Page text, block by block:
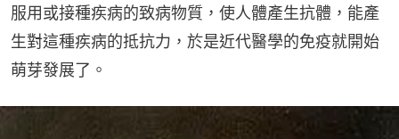
服用或接種疾病的致病物質，使人體產生抗體，能產
生對這種疾病的抵抗力，於是近代醫學的免疫就開始
萌芽發展了。